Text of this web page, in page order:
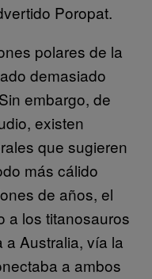
Poropat.
polares de la
demasiado
embargo, de
existen
que sugieren
más cálido
de años, el
a los titanosauros
Australia, vía la
a ambos